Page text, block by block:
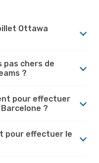
Ottawa
pas chers de
?
pour effectuer
?
pour effectuer le